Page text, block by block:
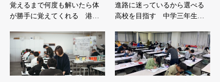
覚えるまで何度も解いたら体
が勝手に覚えてくれる 港…
進路に迷っているから選べる
高校を目指す 中学三年生…